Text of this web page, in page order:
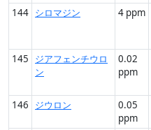
144 シロマジン 4 ppm
145
ジアフェンチウロ
ン
0.02
ppm
146 ジウロン
0.05
ppm